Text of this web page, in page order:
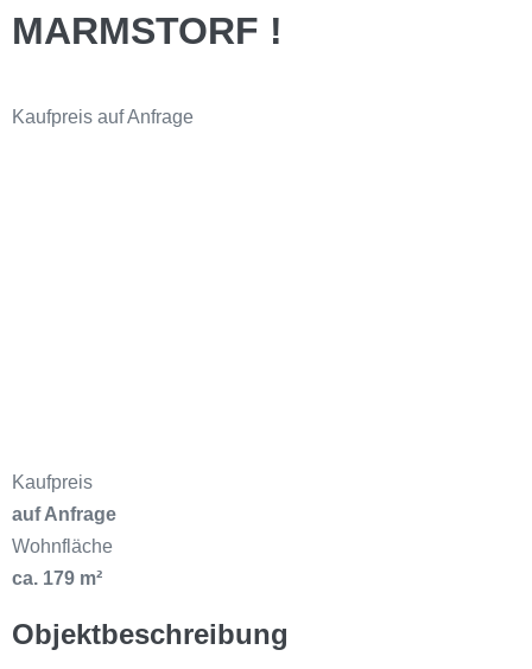
MARMSTORF !
Kaufpreis auf Anfrage
Kaufpreis
auf Anfrage
Wohnfläche
ca. 179 m²
Objektbeschreibung